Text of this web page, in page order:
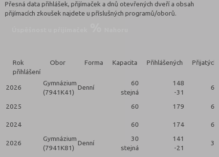
Přesná data přihlášek, přijímaček a dnů otevřených dveří a obsah
přijímacích zkoušek najdete u příslušných programů/oborů.
Rok
přihlášení
Obor Forma Kapacita Přihlášených Přijatých
2026
Gymnázium
(7941K41)
Denní
60
stejná
148
-31
61
2025 60 179 60
2024 60 174 60
2026
Gymnázium
(7941K81)
Denní
30
stejná
141
-21
30